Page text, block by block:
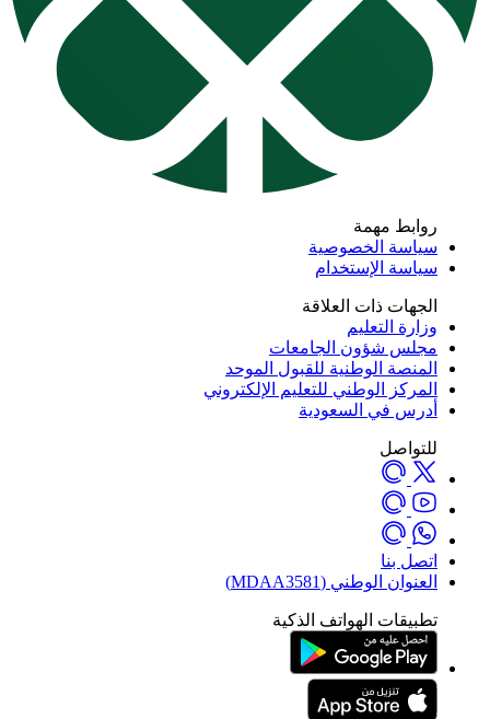
روابط مهمة
سياسة الخصوصية
سياسة الإستخدام
الجهات ذات العلاقة
وزارة التعليم
مجلس شؤون الجامعات
المنصة الوطنية للقبول الموحد
المركز الوطني للتعليم الإلكتروني
أدرس في السعودية
للتواصل
اتصل بنا
العنوان الوطني (MDAA3581)
تطبيقات الهواتف الذكية